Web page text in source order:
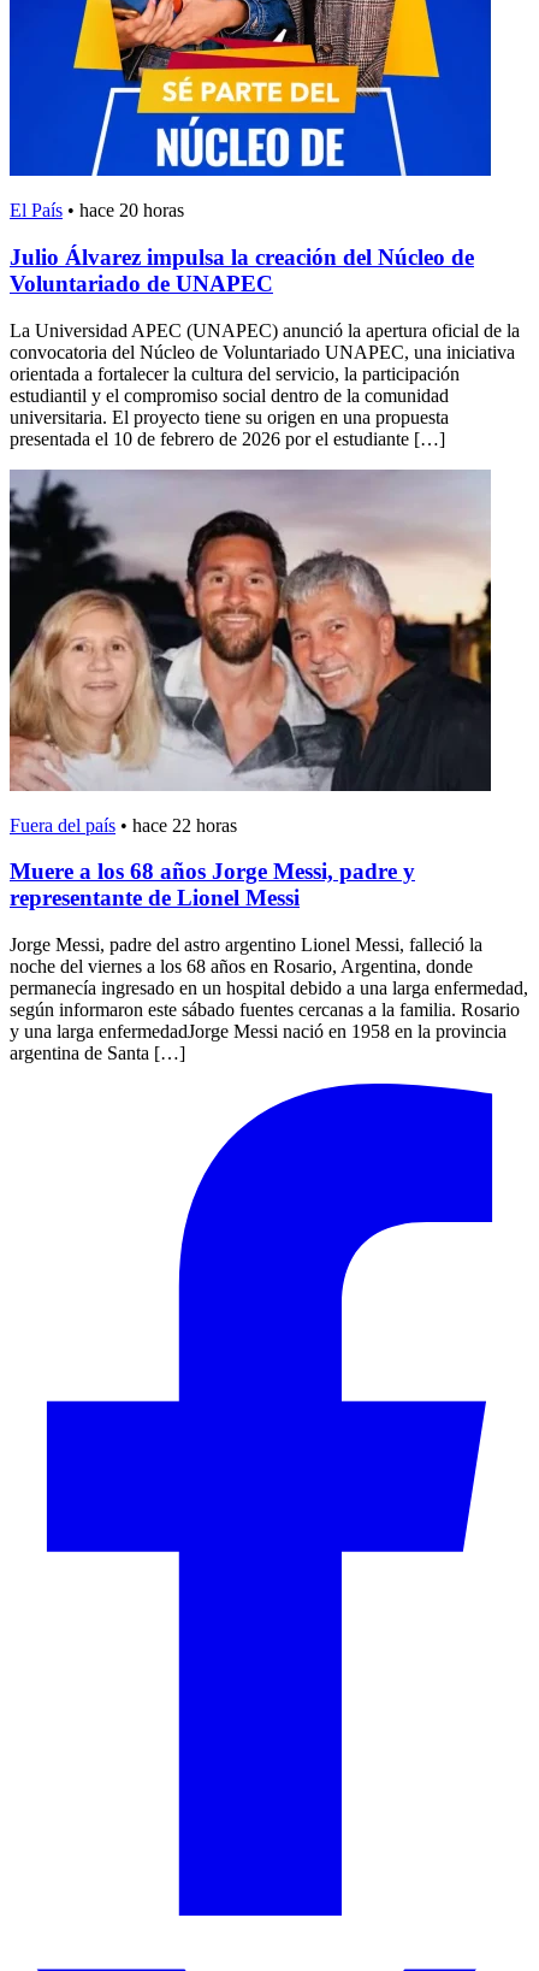
El País • hace 20 horas
Julio Álvarez impulsa la creación del Núcleo de
Voluntariado de UNAPEC
La Universidad APEC (UNAPEC) anunció la apertura oficial de la
convocatoria del Núcleo de Voluntariado UNAPEC, una iniciativa
orientada a fortalecer la cultura del servicio, la participación
estudiantil y el compromiso social dentro de la comunidad
universitaria. El proyecto tiene su origen en una propuesta
presentada el 10 de febrero de 2026 por el estudiante […]
Fuera del país • hace 22 horas
Muere a los 68 años Jorge Messi, padre y
representante de Lionel Messi
Jorge Messi, padre del astro argentino Lionel Messi, falleció la
noche del viernes a los 68 años en Rosario, Argentina, donde
permanecía ingresado en un hospital debido a una larga enfermedad,
según informaron este sábado fuentes cercanas a la familia. Rosario
y una larga enfermedadJorge Messi nació en 1958 en la provincia
argentina de Santa […]